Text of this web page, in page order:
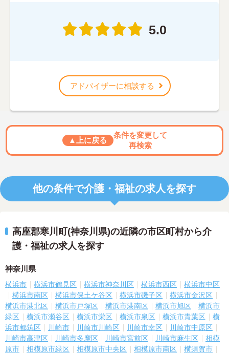
5.0
アドバイザーに相談する
▲上に戻る
条件を変更して
再検索
他の条件で介護・福祉の求人を探す
高座郡寒川町(神奈川県)の近隣の市区町村から介
護・福祉の求人を探す
神奈川県
横浜市 横浜市鶴見区 横浜市神奈川区 横浜市西区
横浜市中区
横浜市南区
横浜市保土ケ谷区 横浜市磯子区
横浜市金沢区
横浜市港北区
横浜市戸塚区 横浜市港南区 横浜市旭区
横浜市
緑区
横浜市瀬谷区 横浜市栄区 横浜市泉区 横浜市青葉区
横
浜市都筑区
川崎市 川崎市川崎区 川崎市幸区
川崎市中原区
川崎市高津区
川崎市多摩区 川崎市宮前区 川崎市麻生区
相模
原市
相模原市緑区 相模原市中央区 相模原市南区
横須賀市